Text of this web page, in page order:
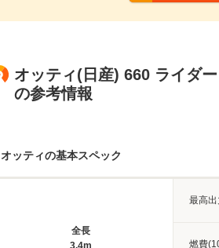
オッティ(日産) 660 ライダ
の参考情報
オッティの基本スペック
全長
3.4m
最高出
燃費